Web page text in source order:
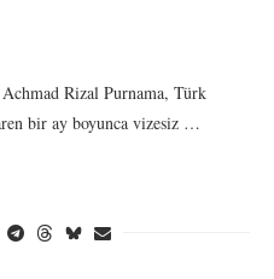
Rizal Purnama, Türk
bir ay boyunca vizesiz …